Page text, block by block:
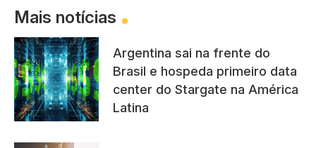
Mais notícias
Argentina sai na frente do
Brasil e hospeda primeiro data
center do Stargate na América
Latina